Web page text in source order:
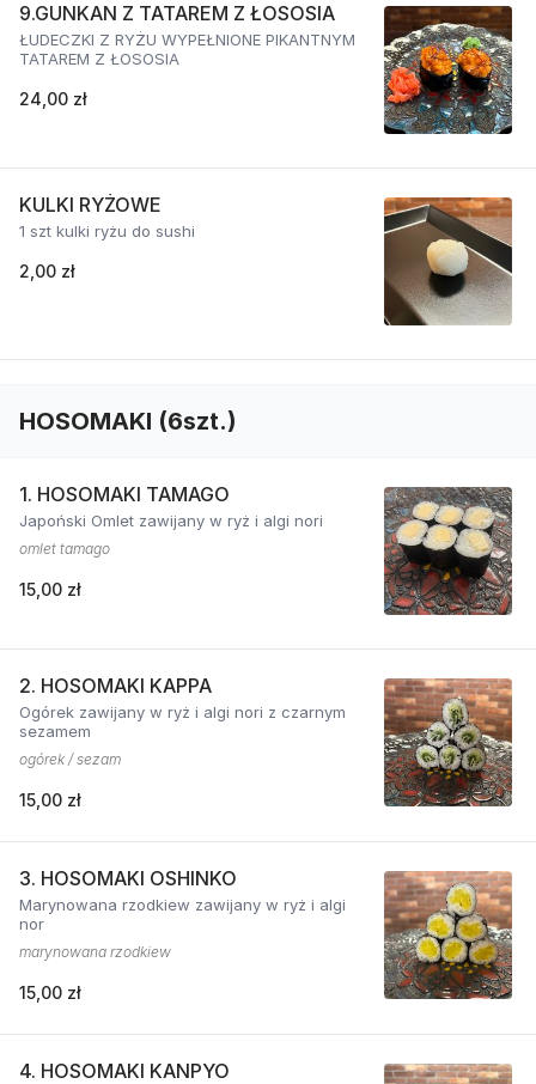
9.GUNKAN Z TATAREM Z ŁOSOSIA
ŁUDECZKI Z RYŻU WYPEŁNIONE PIKANTNYM
TATAREM Z ŁOSOSIA
24,00 zł
KULKI RYŻOWE
1 szt kulki ryżu do sushi
2,00 zł
HOSOMAKI (6szt.)
1. HOSOMAKI TAMAGO
Japoński Omlet zawijany w ryż i algi nori
omlet tamago
15,00 zł
2. HOSOMAKI KAPPA
Ogórek zawijany w ryż i algi nori z czarnym
sezamem
ogórek / sezam
15,00 zł
3. HOSOMAKI OSHINKO
Marynowana rzodkiew zawijany w ryż i algi
nor
marynowana rzodkiew
15,00 zł
4. HOSOMAKI KANPYO